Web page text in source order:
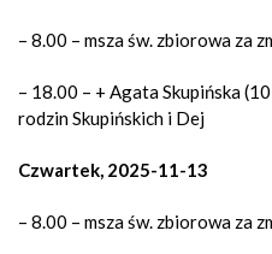
– 8.00 – msza św. zbiorowa za
– 18.00 – + Agata Skupińska
rodzin Skupińskich i Dej
Czwartek, 2025-11-13
– 8.00 – msza św. zbiorowa za